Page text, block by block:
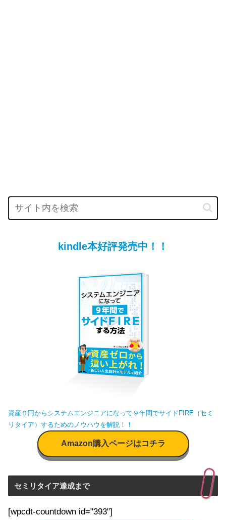
kindle本好評発売中！！
資産０円からシステムエンジニアになって９年間でサイドFIRE（セミ
リタイア）するためのノウハウを解説！！
Amazon購入ページはコチラ
セミリタイア達成まで
[wpcdt-countdown id="393"]